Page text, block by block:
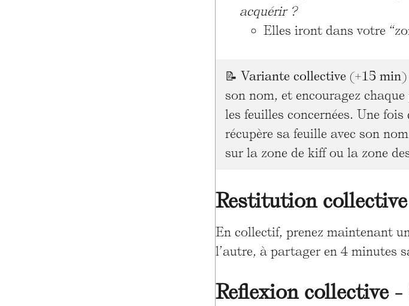
acquérir ?
Elles iront dans votre
📝 Variante collective (+15
son nom, et encouragez
les feuilles concernées. Une
récupère sa feuille avec son
sur la zone de kiff ou la zone
Restitution
En collectif, prenez maintenant
l’autre, à partager en 4 minutes
Reflexion collective